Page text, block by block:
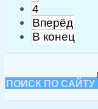
4
Вперёд
В конец
ПОИСК ПО САЙТУ